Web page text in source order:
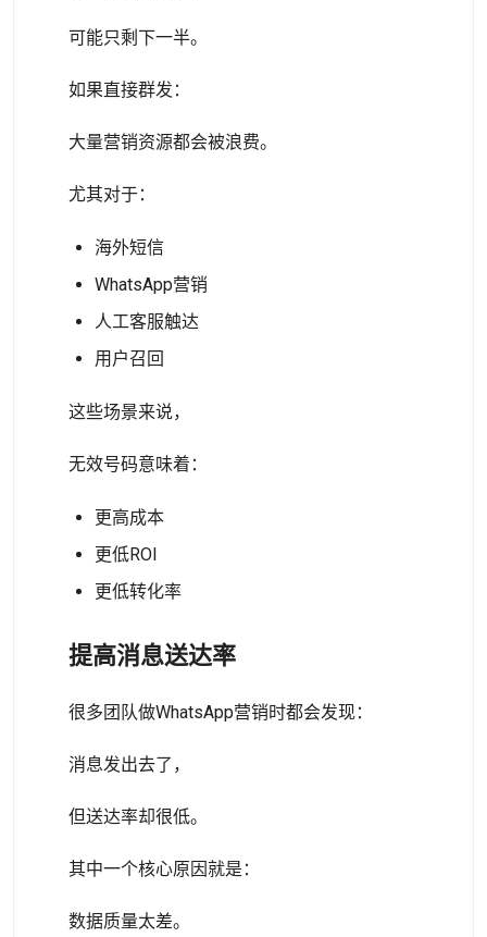
可能只剩下一半。
如果直接群发：
大量营销资源都会被浪费。
尤其对于：
海外短信
WhatsApp营销
人工客服触达
用户召回
这些场景来说，
无效号码意味着：
更高成本
更低ROI
更低转化率
提高消息送达率
很多团队做WhatsApp营销时都会发现：
消息发出去了，
但送达率却很低。
其中一个核心原因就是：
数据质量太差。